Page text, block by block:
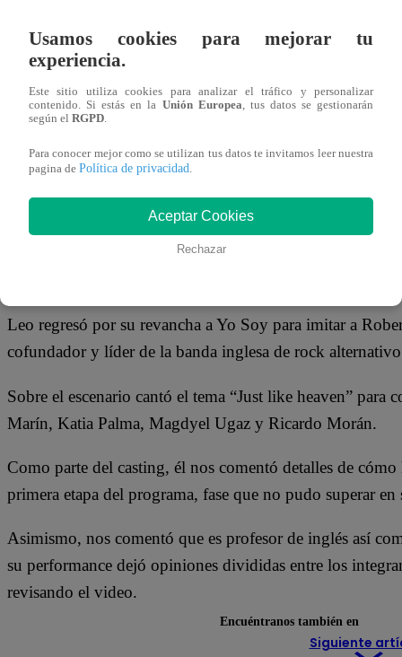
Redacción Latina
Leo regresó por su revancha a Yo Soy para imitar a
cofundador y líder de la banda inglesa de rock
Sobre el escenario cantó el tema “Just like heaven”
Marín, Katia Palma, Magdyel Ugaz y Ricardo Morán.
Como parte del casting, él nos comentó detalles de
primera etapa del programa, fase que no pudo superar
Asimismo, nos comentó que es profesor de inglés así
su performance dejó opiniones divididas entre los
revisando el video.
Siguiente
Usamos cookies para mejorar tu
experiencia.
Este sitio utiliza cookies para analizar el tráfico y personalizar
contenido. Si estás en la Unión Europea, tus datos se gestionarán
según el RGPD.
Para conocer mejor como se utilizan tus datos te invitamos leer nuestra
pagina de Política de privacidad.
Aceptar Cookies
Rechazar
Encuéntranos también en